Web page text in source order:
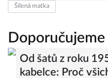
Šílená matka
Doporučujeme
Od šatů z roku
kabelce: Proč